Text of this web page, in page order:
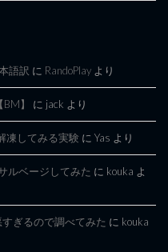
語訳 に RandoPlay より
】 に jack より
凍してみる実験 に Yas より
ルベージしてみた に kouka よ
ぎるので調べてみた に kouka